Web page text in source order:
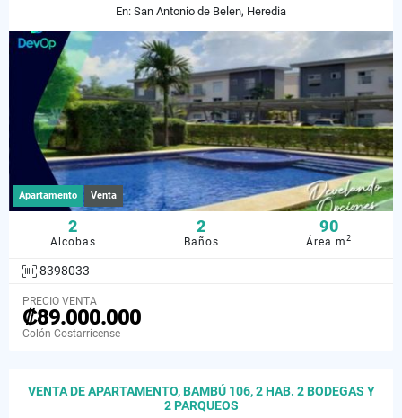
En: San Antonio de Belen, Heredia
Apartamento Venta
2
Alcobas
2
Baños
90
Área m2
8398033
PRECIO VENTA
₡89.000.000
Colón Costarricense
VENTA DE APARTAMENTO, BAMBÚ 106, 2 HAB. 2 BODEGAS Y
2 PARQUEOS